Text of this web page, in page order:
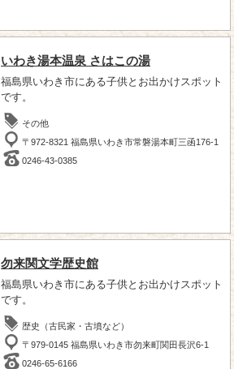
いわき湯本温泉 さはこの湯
福島県いわき市にある子供とお出かけスポット
です。
その他
〒972-8321 福島県いわき市常磐湯本町三函176-1
0246-43-0385
勿来関文学歴史館
福島県いわき市にある子供とお出かけスポット
です。
歴史（古民家・古墳など）
〒979-0145 福島県いわき市勿来町関田長沢6-1
0246-65-6166